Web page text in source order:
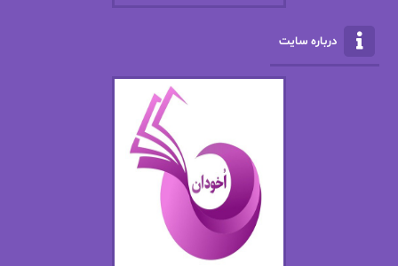
الناز محمدی
امیر فرهی
باران
بهار سلطانی
بهاره شیرازی
بهاره.م
درباره سایت